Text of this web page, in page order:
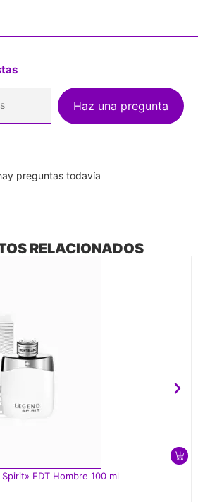
Haz una pregunta
preguntas todavía
RELACIONADOS
EDT Hombre 100 ml